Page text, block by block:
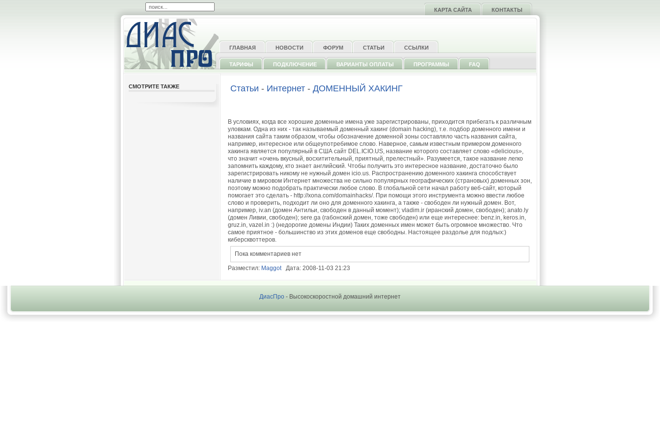
КАРТА САЙТА КОНТАКТЫ
ГЛАВНАЯ НОВОСТИ ФОРУМ СТАТЬИ ССЫЛКИ
ТАРИФЫ ПОДКЛЮЧЕНИЕ ВАРИАНТЫ ОПЛАТЫ ПРОГРАММЫ FAQ
СМОТРИТЕ ТАКЖЕ Статьи - Интернет- ДОМЕННЫЙ ХАКИНГ
В условиях, когда все хорошие доменные имена уже зарегистрированы, приходится прибегать к различным
уловкам. Одна из них - так называемый доменный хакинг (domain hacking), т.е. подбор доменного имени и
названия сайта таким образом, чтобы обозначение доменной зоны составляло часть названия сайта,
например, интересное или общеупотребимое слово. Наверное, самым известным примером доменного
хакинга является популярный в США сайт DEL.ICIO.US, название которого составляет слово «delicious»,
что значит «очень вкусный, восхитительный, приятный, прелестный». Разумеется, такое название легко
запомнить каждому, кто знает английский. Чтобы получить это интересное название, достаточно было
зарегистрировать никому не нужный домен icio.us. Распространению доменного хакинга способствует
наличие в мировом Интернет множества не сильно популярных географических (страновых) доменных зон,
поэтому можно подобрать практически любое слово. В глобальной сети начал работу веб-сайт, который
помогает это сделать - http://xona.com/domainhacks/. При помощи этого инструмента можно ввести любое
слово и проверить, подходит ли оно для доменного хакинга, а также - свободен ли нужный домен. Вот,
например, iv.an (домен Антильи, свободен в данный момент); vladim.ir (иранский домен, свободен); anato.ly
(домен Ливии, свободен); sere.ga (габонский домен, тоже свободен) или еще интереснее: benz.in, keros.in,
gruz.in, vazel.in :) (недорогие домены Индии) Таких доменных имен может быть огромное множество. Что
самое приятное - большинство из этих доменов еще свободны. Настоящее раздолье для подлых:)
киберсквоттеров.
Пока комментариев нет
Разместил: MaggotДата: 2008-11-03 21:23
ДиасПро - Высокоскоростной домашний интернет